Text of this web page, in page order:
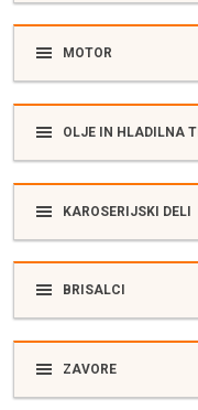
MOTOR
OLJE IN HLADILNA
KAROSERIJSKI DELI
BRISALCI
ZAVORE